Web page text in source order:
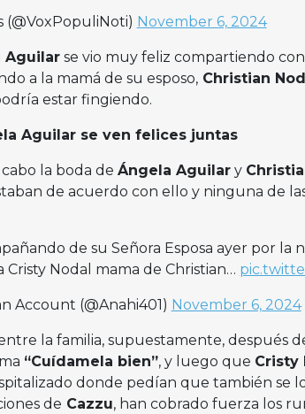
(@VoxPopuliNoti) November 6, 2024
se vio muy feliz compartiendo con
a la mamá de su esposo,Christian
estar fingiendo.
Aguilar se ven felices juntas
la boda de Ángela Aguilary
de acuerdo con ello y ninguna de
de su Señora Esposa ayer por la
Cristy Nodal mama de Christian…
Account (@Anahi401) November 6, 2024
la familia, supuestamente, después
“Cuídamela bien”, y luego que Cristy
donde pedían que también se
de Cazzu, han cobrado fuerza los